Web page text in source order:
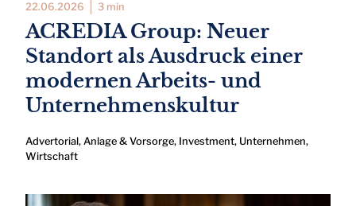
22.06.2026 3 min
ACREDIA Group: Neuer
Standort als Ausdruck einer
modernen Arbeits- und
Unternehmenskultur
Advertorial, Anlage & Vorsorge, Investment, Unternehmen,
Wirtschaft